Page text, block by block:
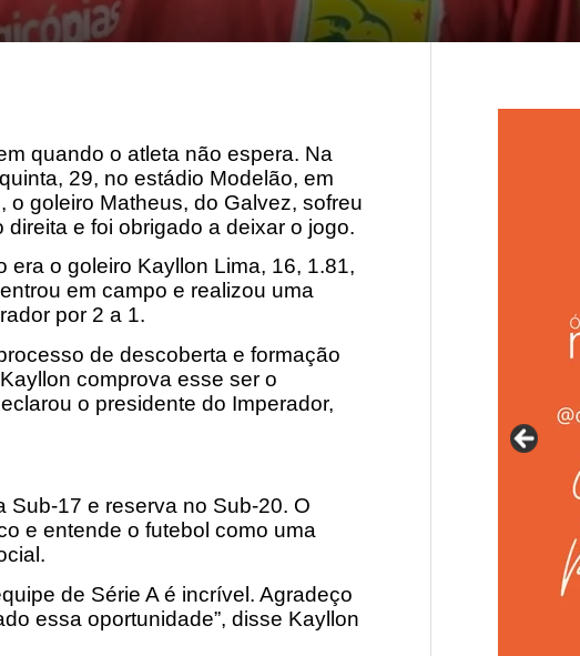
quando o atleta não espera. Na
29, no estádio Modelão, em
o goleiro Matheus, do Galvez, sofreu
e foi obrigado a deixar o jogo.
o goleiro Kayllon Lima, 16, 1.81,
em campo e realizou uma
por 2 a 1.
de descoberta e formação
comprova esse ser o
o presidente do Imperador,
Sub-17 e reserva no Sub-20. O
e entende o futebol como uma
de Série A é incrível. Agradeço
essa oportunidade”, disse Kayllon